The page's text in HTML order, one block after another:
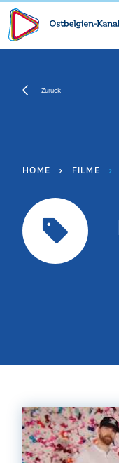
Zurück
HOME › FILME ›